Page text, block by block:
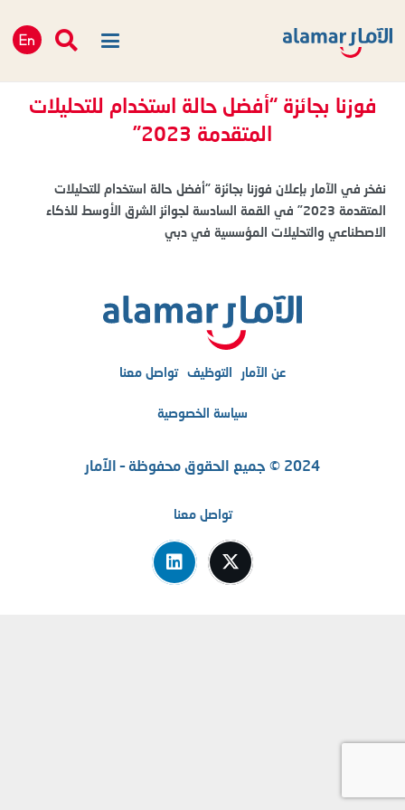
فوزنا بجائزة “أفضل حالة استخدام للتحليلات
المتقدمة 2023”
نفخر في الآمار بإعلان فوزنا بجائزة “أفضل حالة استخدام للتحليلات
المتقدمة 2023” في القمة السادسة لجوائز الشرق الأوسط للذكاء
الاصطناعي والتحليلات المؤسسية في دبي
عن الآمار التوظيف تواصل معنا​
سياسة الخصوصية
2024 © جميع الحقوق محفوظة – الآمار
تواصل معنا